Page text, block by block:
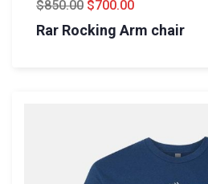
$850.00 $700.00
Rar Rocking Arm chair